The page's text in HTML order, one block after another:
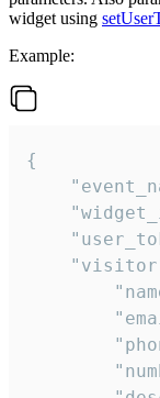
widget using
Example:
{